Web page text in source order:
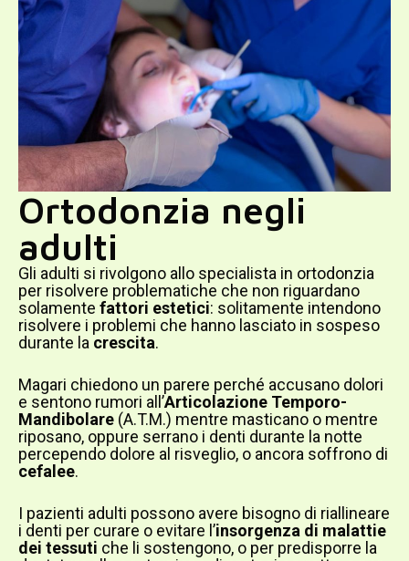
Ortodonzia negli
adulti
Gli adulti si rivolgono allo specialista in ortodonzia
per risolvere problematiche che non riguardano
solamente fattori estetici: solitamente intendono
risolvere i problemi che hanno lasciato in sospeso
durante la crescita.
Magari chiedono un parere perché accusano dolori
e sentono rumori all’Articolazione Temporo-
Mandibolare (A.T.M.) mentre masticano o mentre
riposano, oppure serrano i denti durante la notte
percependo dolore al risveglio, o ancora soffrono di
cefalee.
I pazienti adulti possono avere bisogno di riallineare
i denti per curare o evitare l’insorgenza di malattie
dei tessuti che li sostengono, o per predisporre la